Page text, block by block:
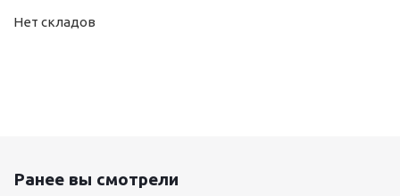
Нет складов
Ранее вы смотрели